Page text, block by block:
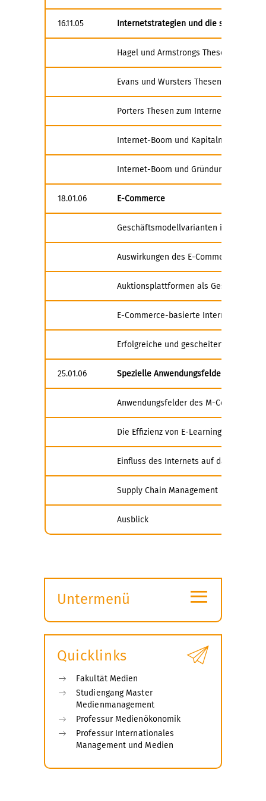
16.11.05 Internetstrategien und die sog. New
Hagel und Armstrongs Thesen zu
Evans und Wursters Thesen zur
Porters Thesen zum Internet-Boom
Internet-Boom und
Internet-Boom und Gründungsaktivität
18.01.06 E-Commerce
Geschäftsmodellvarianten im E-
Auswirkungen des E-Commerce auf
Auktionsplattformen als
E-Commerce-basierte
Erfolgreiche und gescheiterte E-
25.01.06 Spezielle Anwendungsfelder der
Anwendungsfelder des M-Commerce
Die Effizienz von E-Learning
Einfluss des Internets auf das
Supply Chain Management
Ausblick
Untermenü
öffnen
≡
Quicklinks
Fakultät Medien
Studiengang Master
Medienmanagement
Professur Medienökonomik
Professur Internationales
Management und Medien